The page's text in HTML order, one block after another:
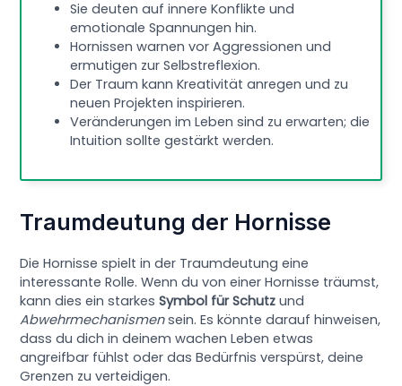
Sie deuten auf innere Konflikte und
emotionale Spannungen hin.
Hornissen warnen vor Aggressionen und
ermutigen zur Selbstreflexion.
Der Traum kann Kreativität anregen und zu
neuen Projekten inspirieren.
Veränderungen im Leben sind zu erwarten; die
Intuition sollte gestärkt werden.
Traumdeutung der Hornisse
Die Hornisse spielt in der Traumdeutung eine
interessante Rolle. Wenn du von einer Hornisse träumst,
kann dies ein starkesSymbol für Schutz und
Abwehrmechanismensein. Es könnte darauf hinweisen,
dass du dich in deinem wachen Leben etwas
angreifbar fühlst oder das Bedürfnis verspürst, deine
Grenzen zu verteidigen.